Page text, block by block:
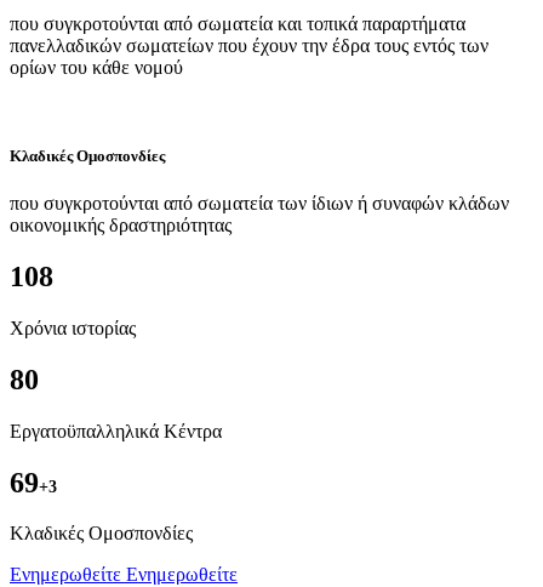
που συγκροτούνται από σωματεία και τοπικά παραρτήματα
πανελλαδικών σωματείων που έχουν την έδρα τους εντός των
ορίων του κάθε νομού
Κλαδικές Ομοσπονδίες
που συγκροτούνται από σωματεία των ίδιων ή συναφών κλάδων
οικονομικής δραστηριότητας
108
Χρόνια ιστορίας
80
Εργατοϋπαλληλικά Κέντρα
69+3
Kλαδικές Ομοσπονδίες
Ενημερωθείτε Ενημερωθείτε